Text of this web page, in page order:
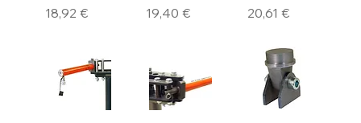
Precio
18,92 €
Precio
19,40 €
Precio
20,61 €